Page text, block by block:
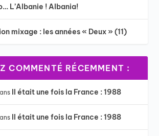
L’Albanie ! Albania!
mixage : les années « Deux » (11)
COMMENTÉ RÉCEMMENT :
Il était une fois la France : 1988
Il était une fois la France : 1988